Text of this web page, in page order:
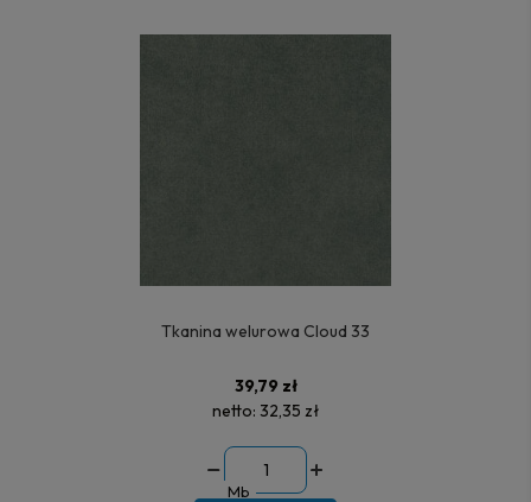
Tkanina welurowa Cloud 33
39,79 zł
netto: 32,35 zł
Mb